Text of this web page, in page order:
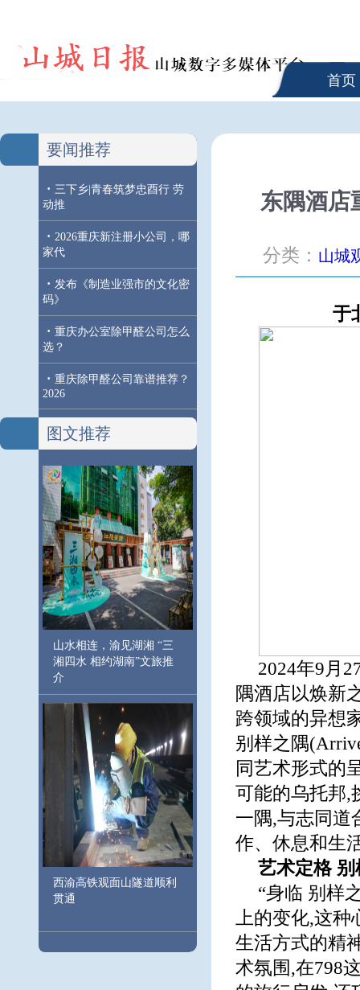
首页
要闻推荐
· 三下乡|青春筑梦忠酉行 劳
动推
· 2026重庆新注册小公司，哪
家代
· 发布《制造业强市的文化密
码》
· 重庆办公室除甲醛公司怎么
选？
· 重庆除甲醛公司靠谱推荐？
2026
图文推荐
山水相连，渝见湖湘 “三
湘四水 相约湖南”文旅推
介
西渝高铁观面山隧道顺利
贯通
东隅酒店
分类： 山城
于
2024年9月
隅酒店以焕新
跨领域的异想
别样之隅
同艺术形式的
可能的乌托邦,
一隅,与志同道
作、休息和生
艺术定格
“身临 别样
上的变化,这种
生活方式的精
术氛围,在798